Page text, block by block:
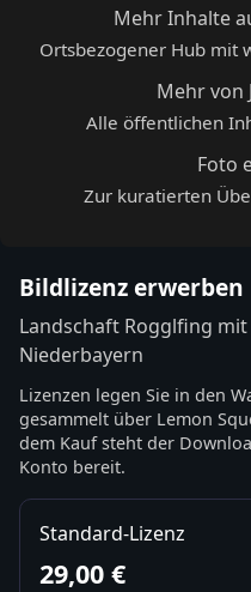
Mehr Inhalte
Ortsbezogener Hub mit
Mehr von
Alle öffentlichen
Foto
Zur kuratierten
Bildlizenz erwerben
Landschaft Rogglfing
Niederbayern
Lizenzen legen Sie in den
gesammelt über Lemon
dem Kauf steht der
Konto bereit.
Standard-Lizenz
29,00 €